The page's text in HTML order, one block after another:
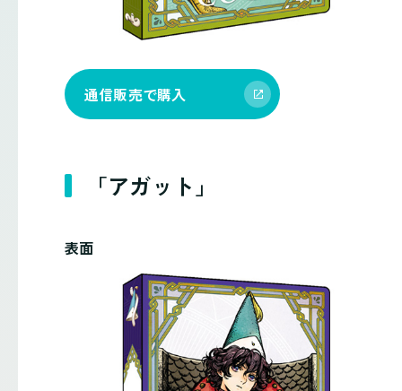
通信販売で購入
「アガット」
表面